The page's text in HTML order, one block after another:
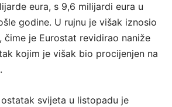
eura, s 9,6 milijardi eura u
godine. U rujnu je višak iznosio
čime je Eurostat revidirao naniže
kojim je višak bio procijenjen na
svijeta u listopadu je